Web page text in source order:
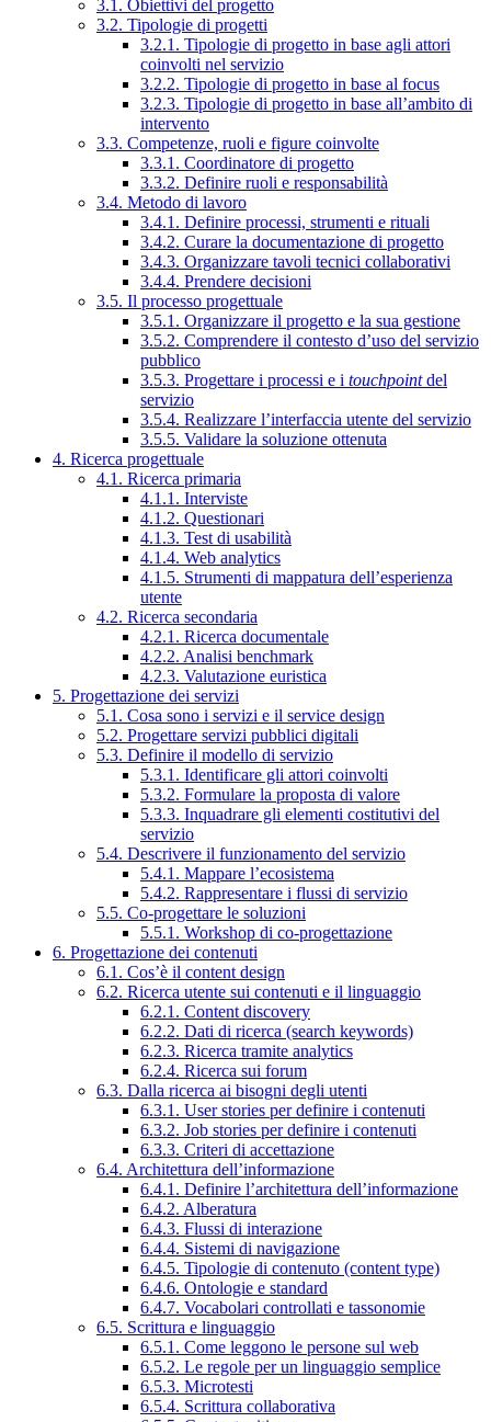
3.1. Obiettivi del progetto
3.2. Tipologie di progetti
3.2.1. Tipologie di progetto in base agli attori
coinvolti nel servizio
3.2.2. Tipologie di progetto in base al focus
3.2.3. Tipologie di progetto in base all’ambito di
intervento
3.3. Competenze, ruoli e figure coinvolte
3.3.1. Coordinatore di progetto
3.3.2. Definire ruoli e responsabilità
3.4. Metodo di lavoro
3.4.1. Definire processi, strumenti e rituali
3.4.2. Curare la documentazione di progetto
3.4.3. Organizzare tavoli tecnici collaborativi
3.4.4. Prendere decisioni
3.5. Il processo progettuale
3.5.1. Organizzare il progetto e la sua gestione
3.5.2. Comprendere il contesto d’uso del servizio
pubblico
3.5.3. Progettare i processi e i touchpointdel
servizio
3.5.4. Realizzare l’interfaccia utente del servizio
3.5.5. Validare la soluzione ottenuta
4. Ricerca progettuale
4.1. Ricerca primaria
4.1.1. Interviste
4.1.2. Questionari
4.1.3. Test di usabilità
4.1.4. Web analytics
4.1.5. Strumenti di mappatura dell’esperienza
utente
4.2. Ricerca secondaria
4.2.1. Ricerca documentale
4.2.2. Analisi benchmark
4.2.3. Valutazione euristica
5. Progettazione dei servizi
5.1. Cosa sono i servizi e il service design
5.2. Progettare servizi pubblici digitali
5.3. Definire il modello di servizio
5.3.1. Identificare gli attori coinvolti
5.3.2. Formulare la proposta di valore
5.3.3. Inquadrare gli elementi costitutivi del
servizio
5.4. Descrivere il funzionamento del servizio
5.4.1. Mappare l’ecosistema
5.4.2. Rappresentare i flussi di servizio
5.5. Co-progettare le soluzioni
5.5.1. Workshop di co-progettazione
6. Progettazione dei contenuti
6.1. Cos’è il content design
6.2. Ricerca utente sui contenuti e il linguaggio
6.2.1. Content discovery
6.2.2. Dati di ricerca (search keywords)
6.2.3. Ricerca tramite analytics
6.2.4. Ricerca sui forum
6.3. Dalla ricerca ai bisogni degli utenti
6.3.1. User stories per definire i contenuti
6.3.2. Job stories per definire i contenuti
6.3.3. Criteri di accettazione
6.4. Architettura dell’informazione
6.4.1. Definire l’architettura dell’informazione
6.4.2. Alberatura
6.4.3. Flussi di interazione
6.4.4. Sistemi di navigazione
6.4.5. Tipologie di contenuto (content type)
6.4.6. Ontologie e standard
6.4.7. Vocabolari controllati e tassonomie
6.5. Scrittura e linguaggio
6.5.1. Come leggono le persone sul web
6.5.2. Le regole per un linguaggio semplice
6.5.3. Microtesti
6.5.4. Scrittura collaborativa